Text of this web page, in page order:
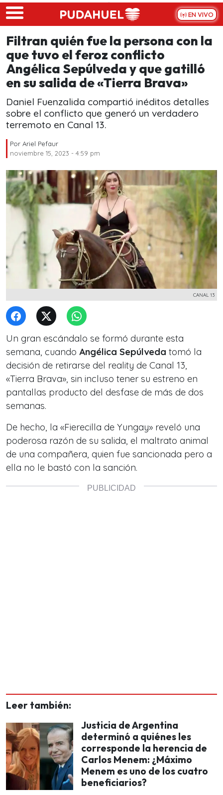
Skip to main content
EN VIVO
Filtran quién fue la persona con la
que tuvo el feroz conflicto
Angélica Sepúlveda y que gatilló
en su salida de «Tierra Brava»
Daniel Fuenzalida compartió inéditos detalles
sobre el conflicto que generó un verdadero
terremoto en Canal 13.
Por Ariel Pefaur
noviembre 15, 2023 - 4:59 pm
CANAL 13
Un gran escándalo se formó durante esta
semana, cuando Angélica Sepúlveda tomó la
decisión de retirarse del reality de Canal 13,
«Tierra Brava», sin incluso tener su estreno en
pantallas producto del desfase de más de dos
semanas.
De hecho, la «Fierecilla de Yungay» reveló una
poderosa razón de su salida, el maltrato animal
de una compañera, quien fue sancionada pero a
ella no le bastó con la sanción.
Leer también:
Justicia de Argentina
determinó a quiénes les
corresponde la herencia de
Carlos Menem: ¿Máximo
Menem es uno de los cuatro
beneficiarios?